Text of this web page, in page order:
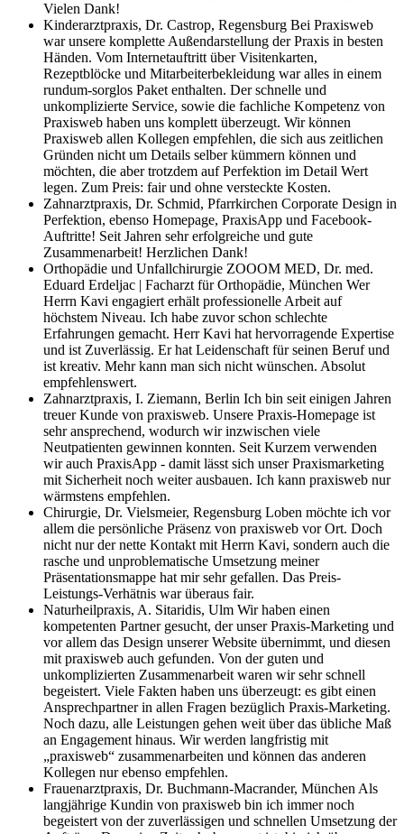
Vielen Dank!
Kinderarztpraxis, Dr. Castrop, Regensburg Bei Praxisweb
war unsere komplette Außendarstellung der Praxis in besten
Händen. Vom Internetauftritt über Visitenkarten,
Rezeptblöcke und Mitarbeiterbekleidung war alles in einem
rundum-sorglos Paket enthalten. Der schnelle und
unkomplizierte Service, sowie die fachliche Kompetenz von
Praxisweb haben uns komplett überzeugt. Wir können
Praxisweb allen Kollegen empfehlen, die sich aus zeitlichen
Gründen nicht um Details selber kümmern können und
möchten, die aber trotzdem auf Perfektion im Detail Wert
legen. Zum Preis: fair und ohne versteckte Kosten.
Zahnarztpraxis, Dr. Schmid, Pfarrkirchen Corporate Design in
Perfektion, ebenso Homepage, PraxisApp und Facebook-
Auftritte! Seit Jahren sehr erfolgreiche und gute
Zusammenarbeit! Herzlichen Dank!
Orthopädie und Unfallchirurgie ZOOOM MED, Dr. med.
Eduard Erdeljac | Facharzt für Orthopädie, München Wer
Herrn Kavi engagiert erhält professionelle Arbeit auf
höchstem Niveau. Ich habe zuvor schon schlechte
Erfahrungen gemacht. Herr Kavi hat hervorragende Expertise
und ist Zuverlässig. Er hat Leidenschaft für seinen Beruf und
ist kreativ. Mehr kann man sich nicht wünschen. Absolut
empfehlenswert.
Zahnarztpraxis, I. Ziemann, Berlin Ich bin seit einigen Jahren
treuer Kunde von praxisweb. Unsere Praxis-Homepage ist
sehr ansprechend, wodurch wir inzwischen viele
Neutpatienten gewinnen konnten. Seit Kurzem verwenden
wir auch PraxisApp - damit lässt sich unser Praxismarketing
mit Sicherheit noch weiter ausbauen. Ich kann praxisweb nur
wärmstens empfehlen.
Chirurgie, Dr. Vielsmeier, Regensburg Loben möchte ich vor
allem die persönliche Präsenz von praxisweb vor Ort. Doch
nicht nur der nette Kontakt mit Herrn Kavi, sondern auch die
rasche und unproblematische Umsetzung meiner
Präsentationsmappe hat mir sehr gefallen. Das Preis-
Leistungs-Verhätnis war überaus fair.
Naturheilpraxis, A. Sitaridis, Ulm Wir haben einen
kompetenten Partner gesucht, der unser Praxis-Marketing und
vor allem das Design unserer Website übernimmt, und diesen
mit praxisweb auch gefunden. Von der guten und
unkomplizierten Zusammenarbeit waren wir sehr schnell
begeistert. Viele Fakten haben uns überzeugt: es gibt einen
Ansprechpartner in allen Fragen bezüglich Praxis-Marketing.
Noch dazu, alle Leistungen gehen weit über das übliche Maß
an Engagement hinaus. Wir werden langfristig mit
„praxisweb“ zusammenarbeiten und können das anderen
Kollegen nur ebenso empfehlen.
Frauenarztpraxis, Dr. Buchmann-Macrander, München Als
langjährige Kundin von praxisweb bin ich immer noch
begeistert von der zuverlässigen und schnellen Umsetzung der